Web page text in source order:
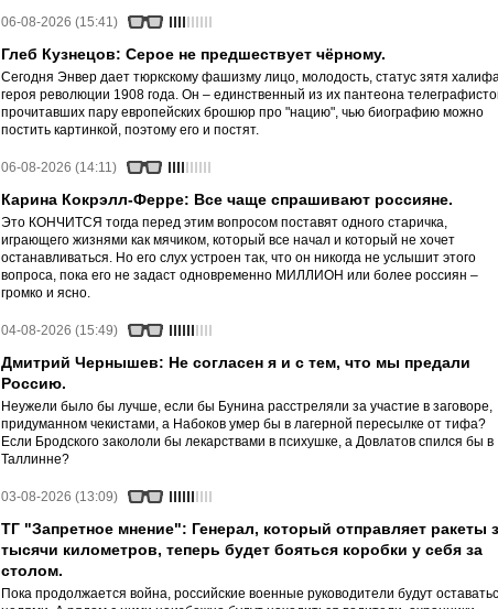
06-08-2026 (15:41)
Глеб Кузнецов: Серое не предшествует чёрному.
Сегодня Энвер дает тюркскому фашизму лицо, молодость, статус зятя
героя революции 1908 года. Он – единственный из их пантеона
прочитавших пару европейских брошюр про "нацию", чью биографию можно
постить картинкой, поэтому его и постят.
06-08-2026 (14:11)
Карина Кокрэлл-Ферре: Все чаще спрашивают россияне.
Это КОНЧИТСЯ тогда перед этим вопросом поставят одного старичка,
играющего жизнями как мячиком, который все начал и который не хочет
останавливаться. Но его слух устроен так, что он никогда не услышит этого
вопроса, пока его не задаст одновременно МИЛЛИОН или более россиян –
громко и ясно.
04-08-2026 (15:49)
Дмитрий Чернышев: Не согласен я и с тем, что мы предали
Россию.
Неужели было бы лучше, если бы Бунина расстреляли за участие в заговоре,
придуманном чекистами, а Набоков умер бы в лагерной пересылке от тифа?
Если Бродского закололи бы лекарствами в психушке, а Довлатов спился бы в
Таллинне?
03-08-2026 (13:09)
ТГ "Запретное мнение": Генерал, который отправляет ракеты
тысячи километров, теперь будет бояться коробки у себя за
столом.
Пока продолжается война, российские военные руководители будут